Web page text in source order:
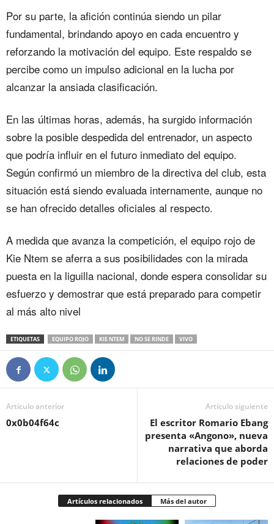
Por su parte, la afición continúa siendo un pilar
fundamental, brindando apoyo en cada encuentro y
reforzando la motivación del equipo. Este respaldo se
percibe como un impulso adicional en la lucha por
alcanzar la ansiada clasificación.
En las últimas horas, además, ha surgido información
sobre la posible despedida del entrenador, un aspecto
que podría influir en el futuro inmediato del equipo.
Según confirmó un miembro de la directiva del club, esta
situación está siendo evaluada internamente, aunque no
se han ofrecido detalles oficiales al respecto.
A medida que avanza la competición, el equipo rojo de
Kie Ntem se aferra a sus posibilidades con la mirada
puesta en la liguilla nacional, donde espera consolidar su
esfuerzo y demostrar que está preparado para competir
al más alto nivel
ETIQUETAS EQUIPO ROJO KIE NTEM NO SE RINDE VIVO
Artículo anterior
0x0b04f64c
Artículo siguiente
El escritor Romario Ebang
presenta «Angono», nueva
narrativa que aborda
relaciones de poder
Artículos relacionados Más del autor